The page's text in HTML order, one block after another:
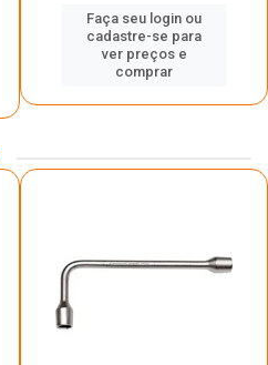
Faça seu login ou
cadastre-se para
ver preços e
comprar